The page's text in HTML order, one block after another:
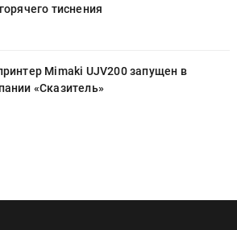
тиснения
Mimaki UJV200 запущен в
«Сказитель»